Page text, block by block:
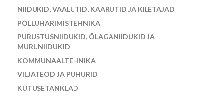
NIIDUKID, VAALUTID, KAARUTID JA KILETAJAD
PÕLLUHARIMISTEHNIKA
PURUSTUSNIIDUKID, ÕLAGANIIDUKID JA
MURUNIIDUKID
KOMMUNAALTEHNIKA
VILJATEOD JA PUHURID
KÜTUSETANKLAD